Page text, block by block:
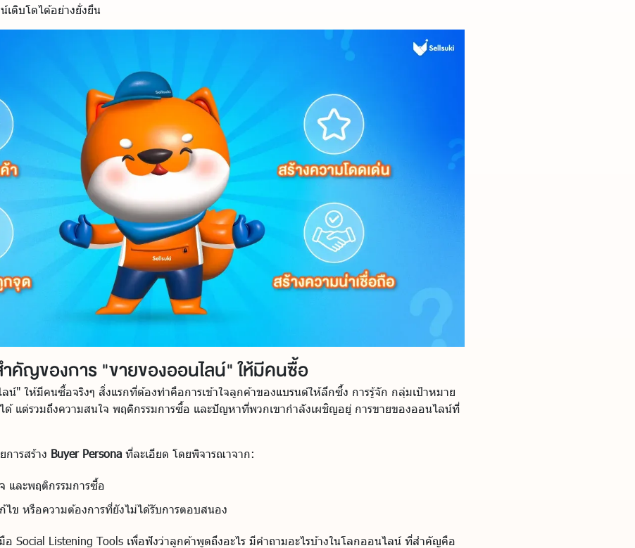
เติบโตได้อย่างยั่งยืน
ำคัญของการ "ขายของออนไลน์" ให้มีคนซื้อ
น์" ให้มีคนซื้อจริงๆ สิ่งแรกที่ต้องทำคือการเข้าใจลูกค้าของแบรนด์ให้ลึกซึ้ง การรู้จัก กลุ่มเป้าหมาย
ได้ แต่รวมถึงความสนใจ พฤติกรรมการซื้อ และปัญหาที่พวกเขากำลังเผชิญอยู่ การขายของออนไลน์ที่
ารสร้าง Buyer Persona ที่ละเอียด โดยพิจารณาจาก:
และพฤติกรรมการซื้อ
ข หรือความต้องการที่ยังไม่ได้รับการตอบสนอง
อ Social Listening Tools เพื่อฟังว่าลูกค้าพูดถึงอะไร มีคำถามอะไรบ้างในโลกออนไลน์ ที่สำคัญคือ